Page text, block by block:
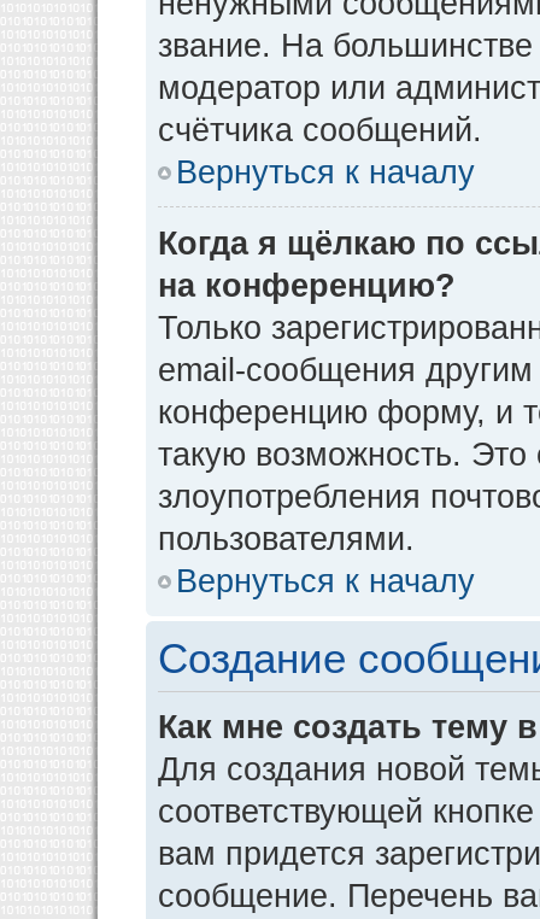
звание. На
модератор или
счётчика сообщений.
Вернуться к началу
Когда я щёлкаю по
на конференцию?
Только
email-сообщения
конференцию форму, и
такую возможность. Это
злоупотребления
пользователями.
Вернуться к началу
Создание
Как мне создать тему
Для создания новой
соответствующей
вам придется
сообщение. Перечень